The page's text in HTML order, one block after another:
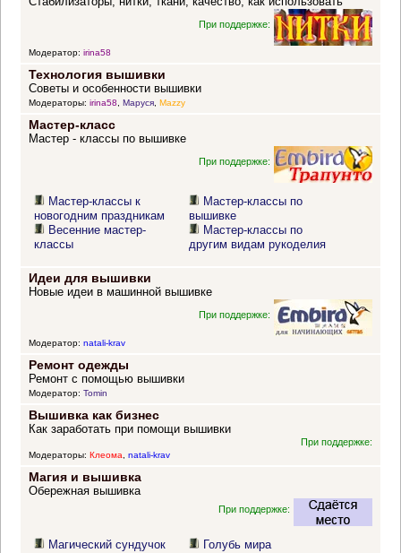
При поддержке:
Модератор: irina58
Технология вышивки
Советы и особенности вышивки
Модераторы: irina58, Маруся, Mazzy
Мастер-класс
Мастер - классы по вышивке
При поддержке:
Мастер-классы к
новогодним праздникам
Весенние мастер-
классы
Мастер-классы по
вышивке
Мастер-классы по
другим видам рукоделия
Идеи для вышивки
Новые идеи в машинной вышивке
При поддержке:
Модератор: natali-krav
Ремонт одежды
Ремонт с помощью вышивки
Модератор: Tomin
Вышивка как бизнес
Как заработать при помощи вышивки
При поддержке:
Модераторы: Клеома, natali-krav
Магия и вышивка
Обережная вышивка
При поддержке:
Магический сундучок Голубь мира